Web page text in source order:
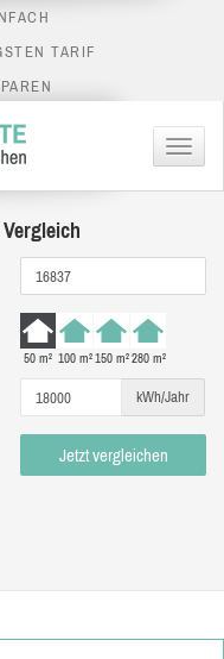
TARIF
Menü
50 m² 100 m²150 m²280 m²
kWh/Jahr
Jetzt vergleichen